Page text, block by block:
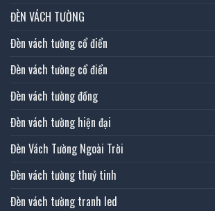
ĐÈN VÁCH TƯỜNG
Đèn vách tường cổ điển
Đèn vách tường cổ điển
Đèn vách tường đồng
Đèn vách tường hiện đại
Đèn Vách Tường Ngoài Trời
Đèn vách tường thuỷ tinh
Đèn vách tường tranh led